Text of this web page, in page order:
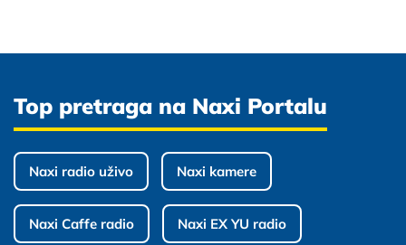
Top pretraga na Naxi Portalu
Naxi radio uživo Naxi kamere
Naxi Caffe radio Naxi EX YU radio